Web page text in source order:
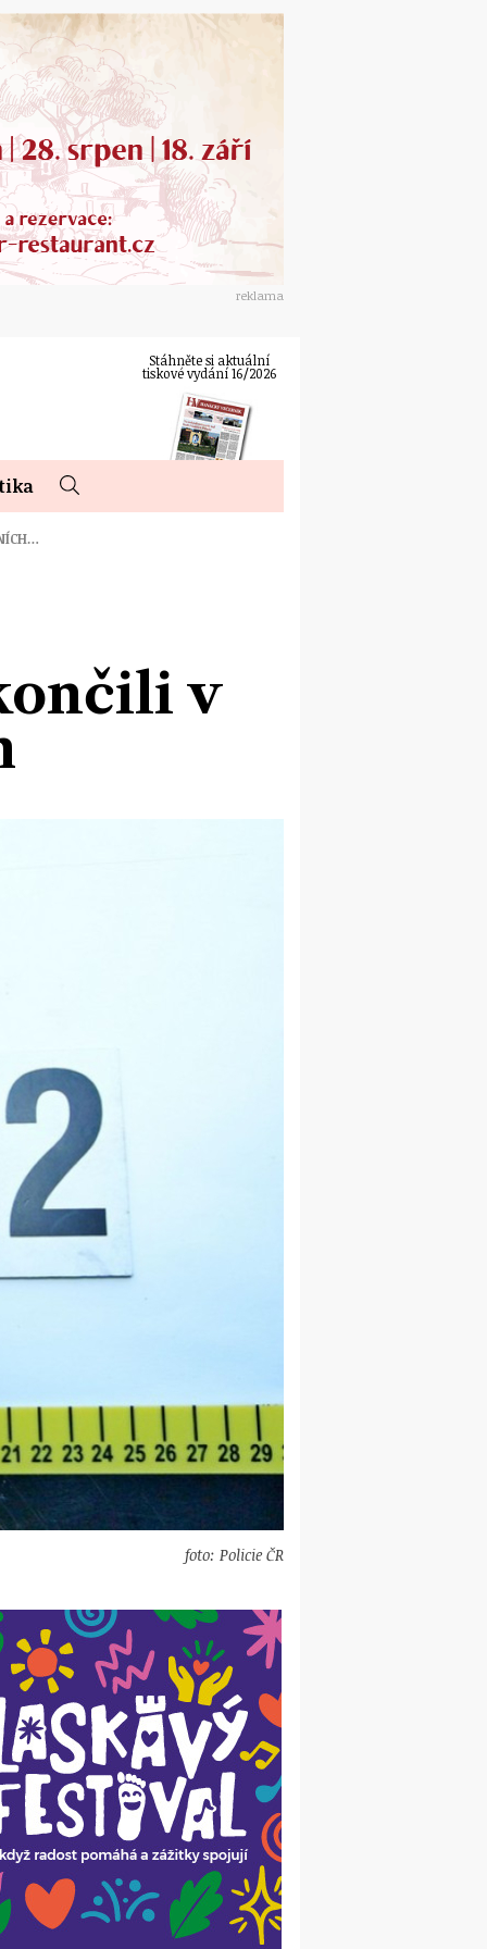
reklama
Stáhněte si aktuální
tiskové vydání 16/2026
v
foto: Policie ČR